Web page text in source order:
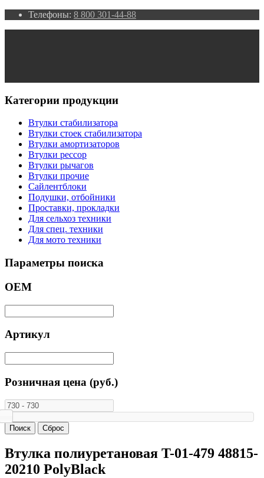
Телефоны: 8 800 301-44-88
Категории продукции
Втулки стабилизатора
Втулки стоек стабилизатора
Втулки амортизаторов
Втулки рессор
Втулки рычагов
Втулки прочие
Сайлентблоки
Подушки, отбойники
Проставки, прокладки
Для сельхоз техники
Для спец. техники
Для мото техники
Параметры поиска
ОЕМ
Артикул
Розничная цена (руб.)
Втулка полиуретановая T-01-479 48815-
20210 PolyBlack